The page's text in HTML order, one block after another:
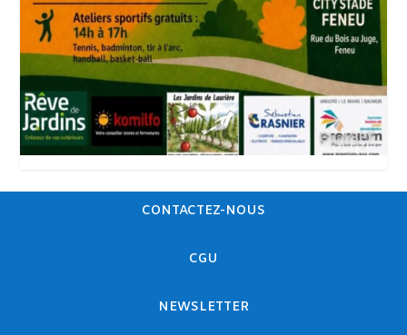
CONTACTEZ-NOUS
CGU
NEWSLETTER